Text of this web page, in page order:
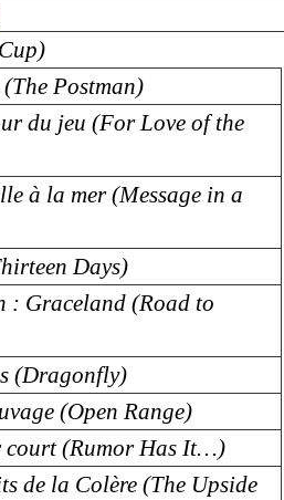
Postman)
du jeu (For Love of the
à la mer (Message in a
Days)
: Graceland (Road to
(Dragonfly)
(Open Range)
court (Rumor Has It…)
de la Colère (The Upside